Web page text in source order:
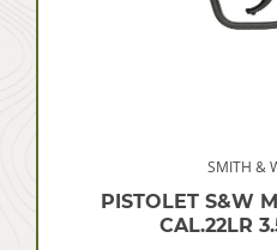
SMITH &
PISTOLET S&W
CAL.22LR